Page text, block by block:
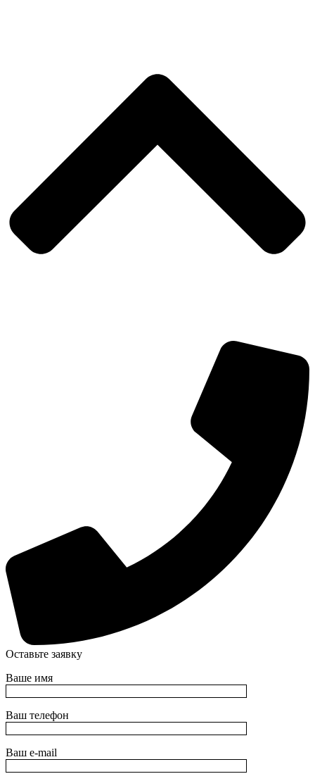
Оставьте заявку
Ваше имя
Ваш телефон
Ваш e-mail